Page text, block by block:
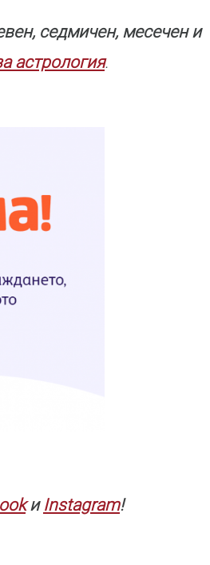
седмичен, месечен и
астрология.
и Instagram!